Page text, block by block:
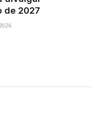
de 2027